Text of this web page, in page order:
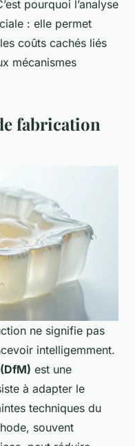
pourquoi l’analyse
: elle permet
coûts cachés liés
mécanismes
fabrication
ne signifie pas
intelligemment.
est une
à adapter le
techniques du
souvent